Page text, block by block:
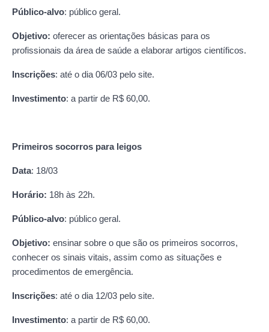
Público-alvo: público geral.
Objetivo: oferecer as orientações básicas para os
profissionais da área de saúde a elaborar artigos científicos.
Inscrições: até o dia 06/03 pelo site.
Investimento: a partir de R$ 60,00.
Primeiros socorros para leigos
Data: 18/03
Horário: 18h às 22h.
Público-alvo: público geral.
Objetivo: ensinar sobre o que são os primeiros socorros,
conhecer os sinais vitais, assim como as situações e
procedimentos de emergência.
Inscrições: até o dia 12/03 pelo site.
Investimento: a partir de R$ 60,00.